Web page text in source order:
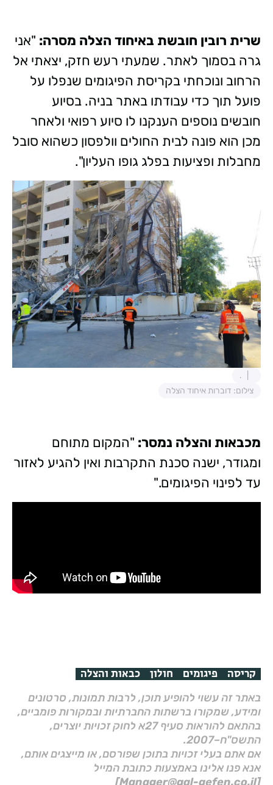
שרית רובין חובשת באיחוד הצלה מסרה: "אני
גרה בסמוך לאתר. שמעתי רעש חזק, יצאתי אל
הרחוב ונוכחתי בקריסת הפיגומים שנפלו על
פועל תוך כדי עבודתו באתר בניה. בסיוע
חובשים נוספים הענקנו לו סיוע רפואי ולאחר
מכן הוא פונה לבית החולים וולפסון כשהוא סובל
מחבלות ופציעות בפלג גופו העליון".
.
צילום: דוברות איחוד הצלה
מכבאות והצלה נמסר: "המקום מתוחם
ומגודר, ישנה סכנת התקרבות ואין להגיע לאזור
עד לפינוי הפיגומים."
קריסה פיגומים חולון כבאות והצלה
באתר זה עשוי להופיע תוכן, לרבות תמונות, סרטונים
ומידע, שמקורו ברשתות החברתיות ובמקורות פומביים,
בהתאם להוראות סעיף 27א לחוק זכויות יוצרים,
התשס"ח–2007.
אם אתם בעלי זכויות בתוכן שפורסם, או מייצגים אותם,
אנא פנו אלינו באמצעות כתובת המייל
[Manager@gal-gefen.co.il]